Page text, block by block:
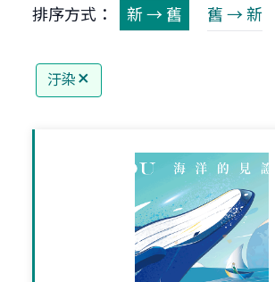
排序方式： 新 → 舊 舊 → 新
汙染